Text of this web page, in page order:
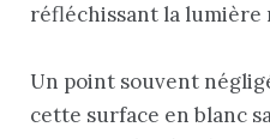
réfléchissant la lumière
Un point souvent
cette surface en blanc